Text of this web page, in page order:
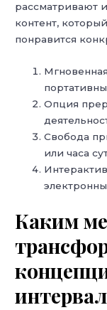
рассматривают
контент,
понравится
Опция
Свобода
или часа
Каким